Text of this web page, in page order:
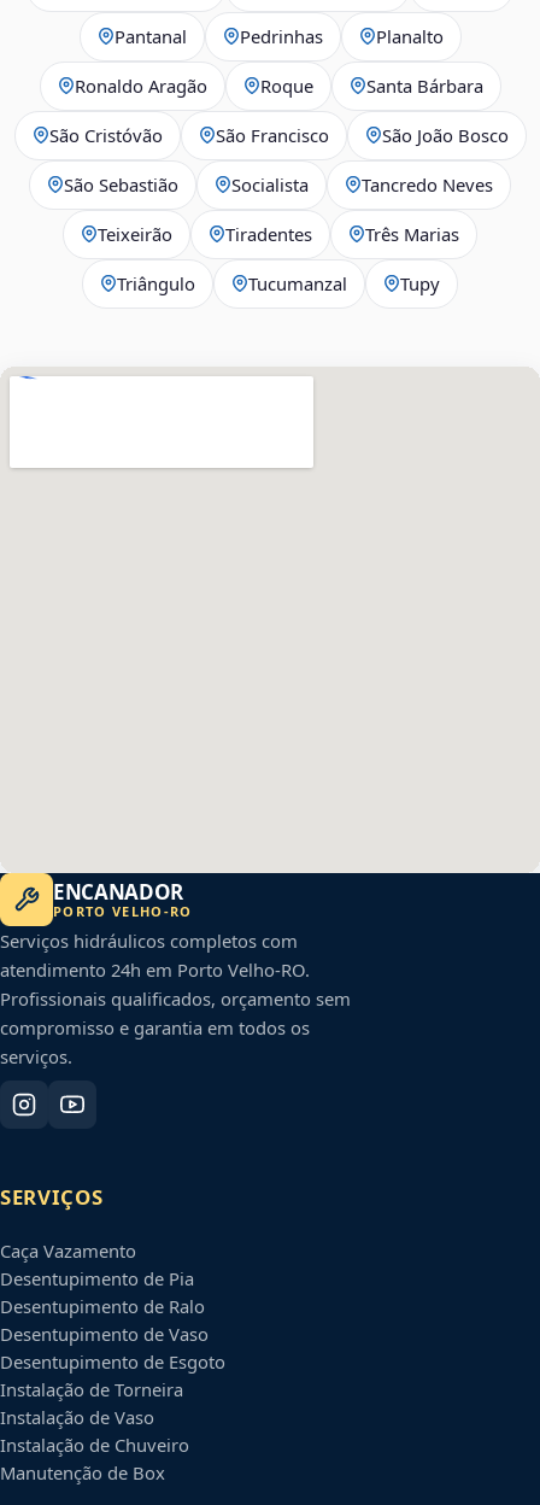
Pantanal Pedrinhas Planalto
Ronaldo Aragão Roque Santa Bárbara
São Cristóvão São Francisco São João Bosco
São Sebastião Socialista Tancredo Neves
Teixeirão Tiradentes Três Marias
Triângulo Tucumanzal Tupy
ENCANADOR
PORTO VELHO -RO
Serviços hidráulicos completos com
atendimento 24h em Porto Velho-RO.
Profissionais qualificados, orçamento sem
compromisso e garantia em todos os
serviços.
SERVIÇOS
Caça Vazamento
Desentupimento de Pia
Desentupimento de Ralo
Desentupimento de Vaso
Desentupimento de Esgoto
Instalação de Torneira
Instalação de Vaso
Instalação de Chuveiro
Manutenção de Box